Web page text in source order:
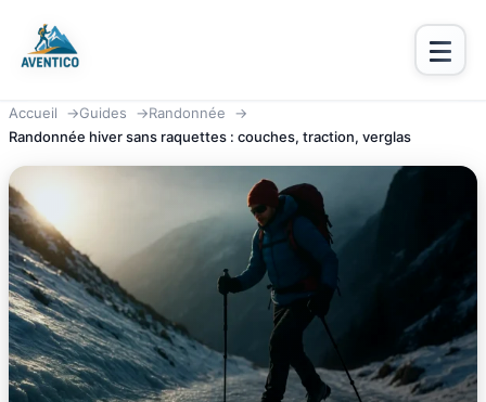
Aventico
Accueil Guides
Randonnée
Randonnée hiver sans raquettes : couches, traction, verglas